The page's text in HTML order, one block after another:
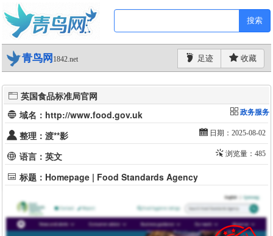
搜索
青鸟网 1842.net 足迹 收藏
英国食品标准局官网
域名：http://www.food.gov.uk
政务服务
整理：渡**影 日期：2025-08-02
语言：英文 浏览量：485
标题：Homepage | Food Standards Agency